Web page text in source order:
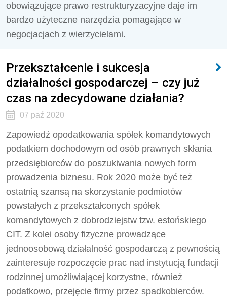
obowiązujące prawo restrukturyzacyjne daje im
bardzo użyteczne narzędzia pomagające w
negocjacjach z wierzycielami.
Przekształcenie i sukcesja
działalności gospodarczej – czy już
czas na zdecydowane działania?
07 paź 2020
Zapowiedź opodatkowania spółek komandytowych
podatkiem dochodowym od osób prawnych skłania
przedsiębiorców do poszukiwania nowych form
prowadzenia biznesu. Rok 2020 może być też
ostatnią szansą na skorzystanie podmiotów
powstałych z przekształconych spółek
komandytowych z dobrodziejstw tzw. estońskiego
CIT. Z kolei osoby fizyczne prowadzące
jednoosobową działalność gospodarczą z pewnością
zainteresuje rozpoczęcie prac nad instytucją fundacji
rodzinnej umożliwiającej korzystne, również
podatkowo, przejęcie firmy przez spadkobierców.